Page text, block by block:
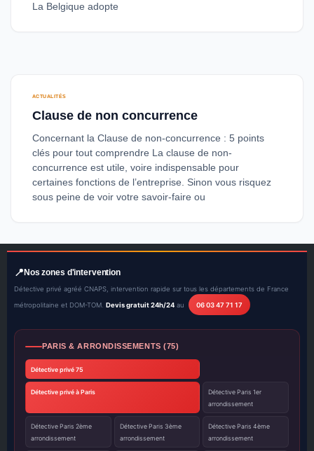
La Belgique adopte
ACTUALITÉS
Clause de non concurrence
Concernant la Clause de non-concurrence : 5 points
clés pour tout comprendre La clause de non-
concurrence est utile, voire indispensable pour
certaines fonctions de l’entreprise. Sinon vous risquez
sous peine de voir votre savoir-faire ou
Nos zones d'intervention
Détective privé agréé CNAPS, intervention rapide sur tous les départements de France
métropolitaine et DOM-TOM. Devis gratuit 24h/24 au 06 03 47 71 17
PARIS & ARRONDISSEMENTS (75)
Détective privé 75
Détective privé à Paris
Détective Paris 1er
arrondissement
Détective Paris 2ème
arrondissement
Détective Paris 3ème
arrondissement
Détective Paris 4ème
arrondissement